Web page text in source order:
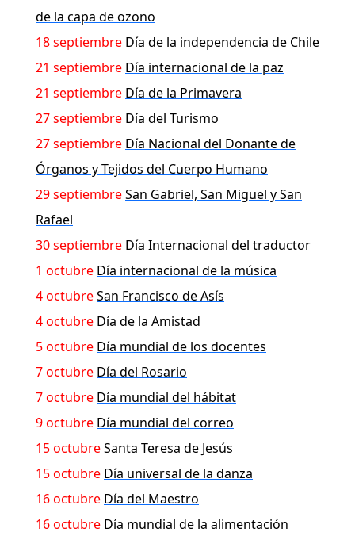
de la capa de ozono
18 septiembre Día de la independencia de Chile
21 septiembre Día internacional de la paz
21 septiembre Día de la Primavera
27 septiembre Día del Turismo
27 septiembre Día Nacional del Donante de
Órganos y Tejidos del Cuerpo Humano
29 septiembreSan Gabriel, San Miguel y San
Rafael
30 septiembre Día Internacional del traductor
1 octubre Día internacional de la música
4 octubreSan Francisco de Asís
4 octubre Día de la Amistad
5 octubre Día mundial de los docentes
7 octubre Día del Rosario
7 octubre Día mundial del hábitat
9 octubre Día mundial del correo
15 octubreSanta Teresa de Jesús
15 octubre Día universal de la danza
16 octubre Día del Maestro
16 octubre Día mundial de la alimentación